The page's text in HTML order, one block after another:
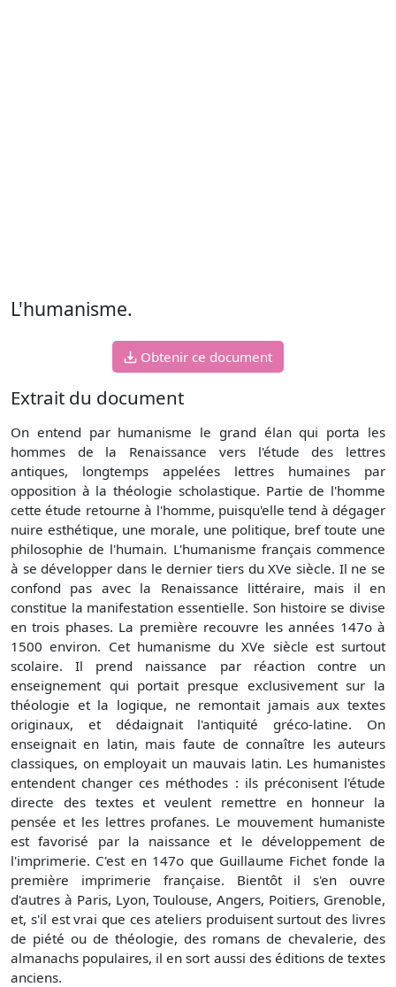
L'humanisme.
Obtenir ce document
Extrait du document
On entend par humanisme le grand élan qui porta les
hommes de la Renaissance vers l'étude des lettres
antiques, longtemps appelées lettres humaines par
opposition à la théologie scholastique. Partie de l'homme
cette étude retourne à l'homme, puisqu'elle tend à dégager
nuire esthétique, une morale, une politique, bref toute une
philosophie de l'humain. L'humanisme français commence
à se développer dans le dernier tiers du XVe siècle. Il ne se
confond pas avec la Renaissance littéraire, mais il en
constitue la manifestation essentielle. Son histoire se divise
en trois phases. La première recouvre les années 147o à
1500 environ. Cet humanisme du XVe siècle est surtout
scolaire. Il prend naissance par réaction contre un
enseignement qui portait presque exclusivement sur la
théologie et la logique, ne remontait jamais aux textes
originaux, et dédaignait l'antiquité gréco-latine. On
enseignait en latin, mais faute de connaître les auteurs
classiques, on employait un mauvais latin. Les humanistes
entendent changer ces méthodes : ils préconisent l'étude
directe des textes et veulent remettre en honneur la
pensée et les lettres profanes. Le mouvement humaniste
est favorisé par la naissance et le développement de
l'imprimerie. C'est en 147o que Guillaume Fichet fonde la
première imprimerie française. Bientôt il s'en ouvre
d'autres à Paris, Lyon, Toulouse, Angers, Poitiers, Grenoble,
et, s'il est vrai que ces ateliers produisent surtout des livres
de piété ou de théologie, des romans de chevalerie, des
almanachs populaires, il en sort aussi des éditions de textes
anciens.